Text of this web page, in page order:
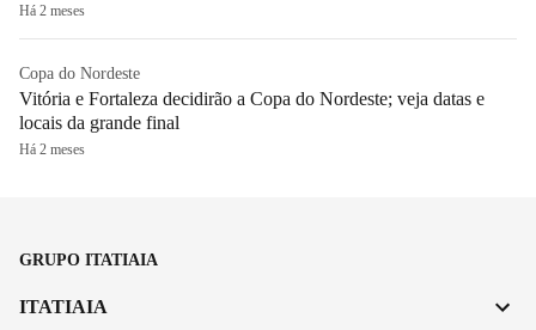
Há 2 meses
Copa do Nordeste
Vitória e Fortaleza decidirão a Copa do Nordeste; veja datas e
locais da grande final
Há 2 meses
GRUPO ITATIAIA
ITATIAIA